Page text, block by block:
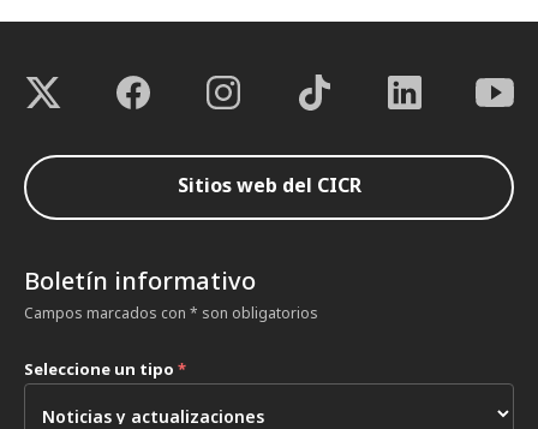
Sitios web del CICR
Boletín informativo
Campos marcados con * son obligatorios
Seleccione un tipo *